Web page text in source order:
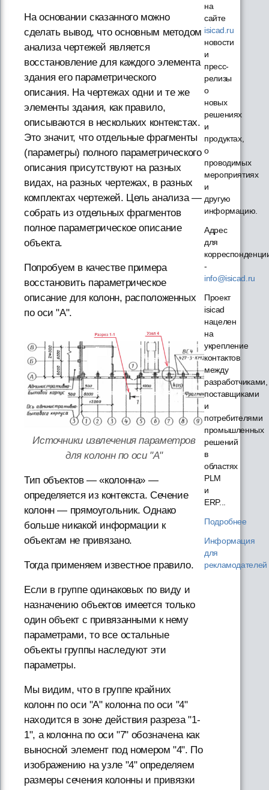
На основании сказанного можно
сделать вывод, что основным методом
анализа чертежей является
восстановление для каждого элемента
здания его параметрического
описания. На чертежах одни и те же
элементы здания, как правило,
описываются в нескольких контекстах.
Это значит, что отдельные фрагменты
(параметры) полного параметрического
описания присутствуют на разных
видах, на разных чертежах, в разных
комплектах чертежей. Цель анализа —
собрать из отдельных фрагментов
полное параметрическое описание
объекта.
Попробуем в качестве примера
восстановить параметрическое
описание для колонн, расположенных
по оси "А".
Источники извлечения параметров
для колонн по оси "А"
Тип объектов — «колонна» —
определяется из контекста. Сечение
колонн — прямоугольник. Однако
больше никакой информации к
объектам не привязано.
Тогда применяем известное правило.
Если в группе одинаковых по виду и
назначению объектов имеется только
один объект с привязанными к нему
параметрами, то все остальные
объекты группы наследуют эти
параметры.
Мы видим, что в группе крайних
колонн по оси "А" колонна по оси "4"
находится в зоне действия разреза "1-
1", а колонна по оси "7" обозначена как
выносной элемент под номером "4". По
изображению на узле "4" определяем
размеры сечения колонны и привязки
на
сайте
isicad.ru
новости
и
пресс-
релизы
о
новых
решениях
и
продуктах,
о
проводимых
мероприятиях
и
другую
информацию.
Адрес
для
-
info@isicad.ru
Проект
isicad
нацелен
на
укрепление
контактов
между
разработчиками,
поставщиками
и
потребителями
промышленных
решений
в
областях
PLM
и
ERP...
Подробнее
Информация
для
рекламодателей